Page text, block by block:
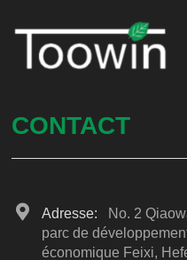
CONTACT
Adresse:
No. 2
parc de
économique Feixi,